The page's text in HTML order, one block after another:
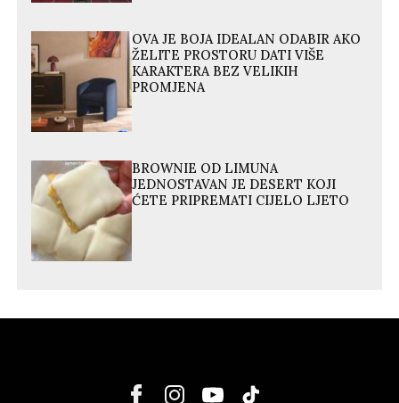
OVA JE BOJA IDEALAN ODABIR AKO
ŽELITE PROSTORU DATI VIŠE
KARAKTERA BEZ VELIKIH
PROMJENA
BROWNIE OD LIMUNA
JEDNOSTAVAN JE DESERT KOJI
ĆETE PRIPREMATI CIJELO LJETO